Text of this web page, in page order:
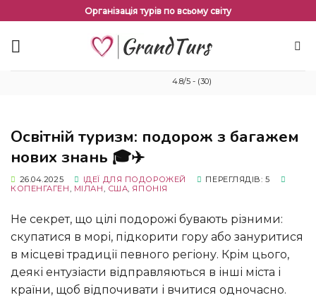
змісту
Організація турів по всьому світу
4.8/5 - (30)
Освітній туризм: подорож з багажем
нових знань 🎓✈️
26.04.2025 ІДЕЇ ​​ДЛЯ ПОДОРОЖЕЙ
ПЕРЕГЛЯДІВ: 5
КОПЕНГАГЕН, МІЛАН, США, ЯПОНІЯ
Не секрет, що цілі подорожі бувають різними:
скупатися в морі, підкорити гору або зануритися
в місцеві традиції певного регіону. Крім цього,
деякі ентузіасти відправляються в інші міста і
країни, щоб відпочивати і вчитися одночасно.